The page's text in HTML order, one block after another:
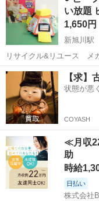
7面に23種の遊...
い放題
1,650円
新旭川駅
リサイクル&リユース メガスマです！ 手持ち
みです。(電池は付属したせん) 本体、おしゃべりや実用音等
く動作しておりました。 リモコンは手持ちの電池が弱く音が出ること
は確認できましたが色々な...
北海道 旭川市 新旭
【求】
状態が悪
COYASH
≪月収
助
時給
日払い
株式会社